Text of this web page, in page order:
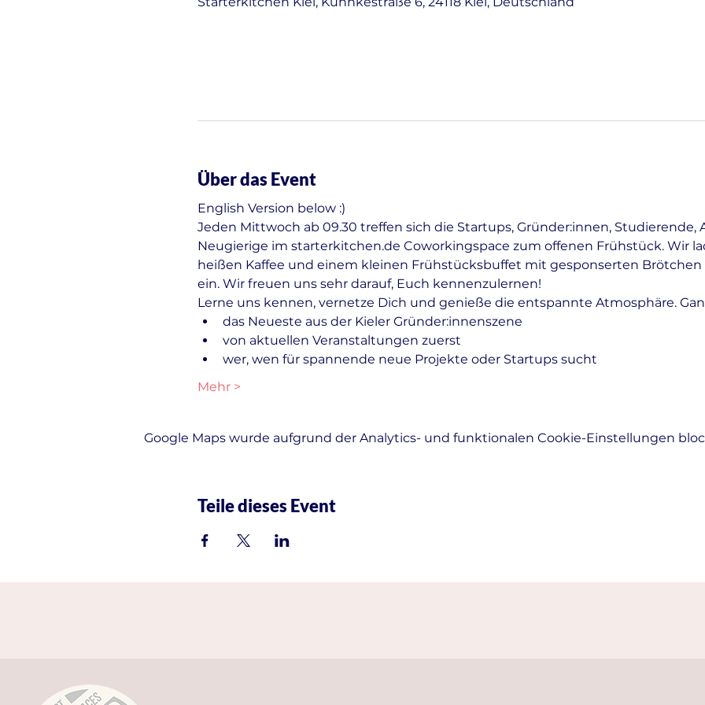
Über das Event
English Version below :)
Jeden Mittwoch ab 09.30 treffen sich die Startups, Gründer:innen, Studierende,
Neugierige im starterkitchen.de Coworkingspace zum offenen Frühstück. Wir
heißen Kaffee und einem kleinen Frühstücksbuffet mit gesponserten Brötchen
ein. Wir freuen uns sehr darauf, Euch kennenzulernen!
Lerne uns kennen, vernetze Dich und genieße die entspannte Atmosphäre.
das Neueste aus der Kieler Gründer:innenszene
von aktuellen Veranstaltungen zuerst
wer, wen für spannende neue Projekte oder Startups sucht
Mehr >
Google Maps wurde aufgrund der Analytics- und funktionalen Cookie-Einstellungen
Teile dieses Event